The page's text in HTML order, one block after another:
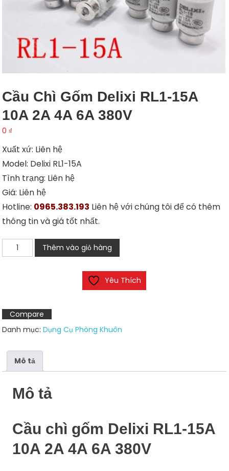
Cầu Chì Gốm Delixi RL1-15A
10A 2A 4A 6A 380V
0 ₫
Xuất xứ: Liên hệ
Model: Delixi RL1-15A
Tình trạng: Liên hệ
Giá: Liên hệ
Hotline: 0965.383.193 Liên hệ với chúng tôi để có thêm
thông tin và giá tốt nhất.
chì
15A
10A
2A
380V
lượng
Thêm vào giỏ hàng
Yêu Thích
Compare
Danh mục:Dụng Cụ Phòng Khuôn
Mô tả
Mô tả
Cầu chì gốm Delixi RL1-15A
10A 2A 4A 6A 380V